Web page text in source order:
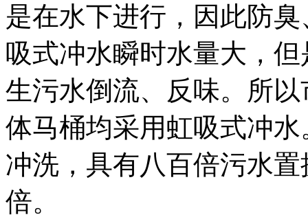
是在水下进行，因此防
吸式冲水瞬时水量大，
生污水倒流、反味。所
体马桶均采用虹吸式冲
冲洗，具有八百倍污水
倍。